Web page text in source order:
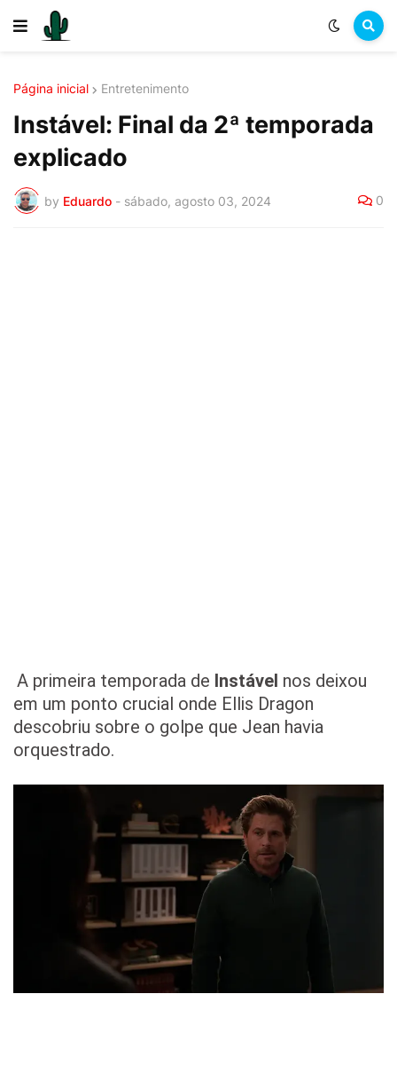
Página inicial Entretenimento
Instável: Final da 2ª temporada
explicado
by Eduardo - sábado, agosto 03, 2024 0
A primeira temporada de Instável nos deixou
em um ponto crucial onde Ellis Dragon
descobriu sobre o golpe que Jean havia
orquestrado.